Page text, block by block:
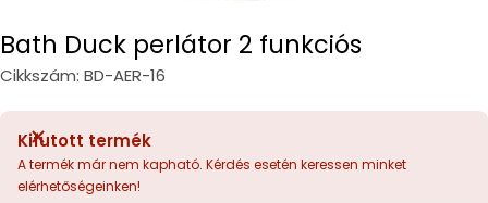
Bath Duck perlátor 2 funkciós
Cikkszám: BD-AER-16
Kifutott termék
A termék már nem kapható. Kérdés esetén keressen minket
elérhetőségeinken!